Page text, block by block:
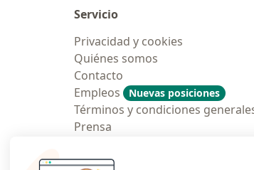
Servicio
Privacidad y cookies
Quiénes somos
Contacto
Empleos
Nuevas posiciones
Términos y condiciones
Prensa